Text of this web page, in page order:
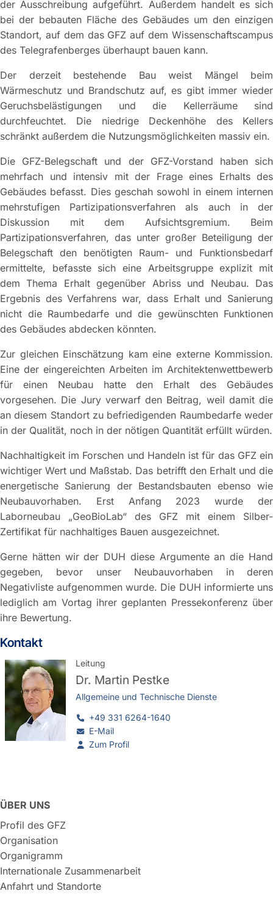
der Ausschreibung aufgeführt. Außerdem handelt es sich
bei der bebauten Fläche des Gebäudes um den einzigen
Standort, auf dem das GFZ auf dem Wissenschaftscampus
des Telegrafenberges überhaupt bauen kann.
Der derzeit bestehende Bau weist Mängel beim
Wärmeschutz und Brandschutz auf, es gibt immer wieder
Geruchsbelästigungen und die Kellerräume sind
durchfeuchtet. Die niedrige Deckenhöhe des Kellers
schränkt außerdem die Nutzungsmöglichkeiten massiv ein.
Die GFZ-Belegschaft und der GFZ-Vorstand haben sich
mehrfach und intensiv mit der Frage eines Erhalts des
Gebäudes befasst. Dies geschah sowohl in einem internen
mehrstufigen Partizipationsverfahren als auch in der
Diskussion mit dem Aufsichtsgremium. Beim
Partizipationsverfahren, das unter großer Beteiligung der
Belegschaft den benötigten Raum- und Funktionsbedarf
ermittelte, befasste sich eine Arbeitsgruppe explizit mit
dem Thema Erhalt gegenüber Abriss und Neubau. Das
Ergebnis des Verfahrens war, dass Erhalt und Sanierung
nicht die Raumbedarfe und die gewünschten Funktionen
des Gebäudes abdecken könnten.
Zur gleichen Einschätzung kam eine externe Kommission.
Eine der eingereichten Arbeiten im Architektenwettbewerb
für einen Neubau hatte den Erhalt des Gebäudes
vorgesehen. Die Jury verwarf den Beitrag, weil damit die
an diesem Standort zu befriedigenden Raumbedarfe weder
in der Qualität, noch in der nötigen Quantität erfüllt würden.
Nachhaltigkeit im Forschen und Handeln ist für das GFZ ein
wichtiger Wert und Maßstab. Das betrifft den Erhalt und die
energetische Sanierung der Bestandsbauten ebenso wie
Neubauvorhaben. Erst Anfang 2023 wurde der
Laborneubau „GeoBioLab“ des GFZ mit einem Silber-
Zertifikat für nachhaltiges Bauen ausgezeichnet.
Gerne hätten wir der DUH diese Argumente an die Hand
gegeben, bevor unser Neubauvorhaben in deren
Negativliste aufgenommen wurde. Die DUH informierte uns
lediglich am Vortag ihrer geplanten Pressekonferenz über
ihre Bewertung.
Kontakt
Leitung
Dr. Martin Pestke
Allgemeine und Technische Dienste
+49 331 6264-1640
E-Mail
Zum Profil
ÜBER UNS
Profil des GFZ
Organisation
Organigramm
Internationale Zusammenarbeit
Anfahrt und Standorte